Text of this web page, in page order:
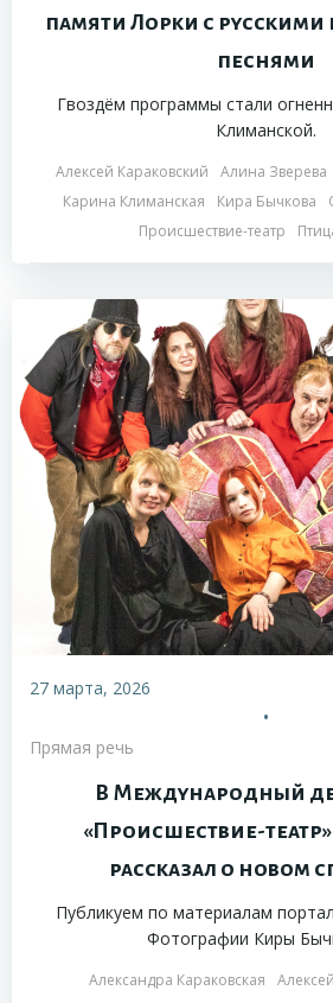
памяти Лорки с
песнями
Гвоздём программы стали
Климанской.
Алексей Караковский Алина Зверева
Карина Климанская
Кира Бычкова
Происшествие-театр
27 марта, 2026
•
Прямая речь
В Международный
«Происшествие-
рассказал о новом
Публикуем по материалам
Фотографии Киры
Александра Караковская